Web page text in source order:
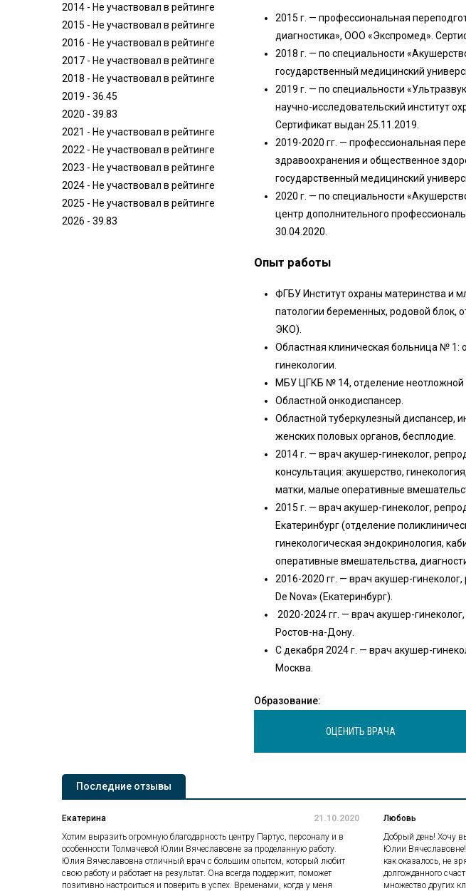
2014 - Не участвовал в рейтинге
2015 - Не участвовал в рейтинге
2016 - Не участвовал в рейтинге
2017 - Не участвовал в рейтинге
2018 - Не участвовал в рейтинге
2019 - 36.45
2020 - 39.83
2021 - Не участвовал в рейтинге
2022 - Не участвовал в рейтинге
2023 - Не участвовал в рейтинге
2024 - Не участвовал в рейтинге
2025 - Не участвовал в рейтинге
2026 - 39.83
2015 г. — профессиональная
диагностика», ООО «Экспромед».
2018 г. — по специальности
государственный медицинский
2019 г. — по специальности
научно-исследовательский институт
Сертификат выдан 25.11.2019.
2019-2020 гг. — профессиональная
здравоохранения и общественное
государственный медицинский
2020 г. — по специальности
центр дополнительного
30.04.2020.
Опыт работы
ФГБУ Институт охраны материнства и
патологии беременных, родовой блок,
ЭКО).
Областная клиническая больница № 1:
гинекологии.
МБУ ЦГКБ № 14, отделение неотложной
Областной онкодиспансер.
Областной туберкулезный диспансер,
женских половых органов, бесплодие.
2014 г. — врач акушер-гинеколог,
консультация: акушерство,
матки, малые оперативные
2015 г. — врач акушер-гинеколог,
Екатеринбург (отделение
гинекологическая эндокринология,
оперативные вмешательства,
2016-2020 гг. — врач акушер-
De Nova» (Екатеринбург).
2020-2024 гг. — врач акушер-
Ростов-на-Дону.
С декабря 2024 г. — врач акушер-
Москва.
Образование:
ОЦЕНИТЬ ВРАЧА
Последние отзывы
Екатерина
21.10.2020
Хотим выразить огромную благодарность центру Партус, персоналу и в
особенности Толмачевой Юлии Вячеславовне за проделанную работу.
Юлия Вячеславовна отличный врач с большим опытом, который любит
свою работу и работает на результат. Она всегда поддержит, поможет
позитивно настроиться и поверить в успех. Временами, когда у меня
Любовь
Добрый день! Хочу
Юлии
как оказалось, не
долгожданного
множество других